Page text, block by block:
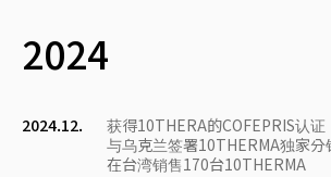
2024
2024.12.
获得10THERA的COFEPRIS认证
与乌克兰签署10THERMA独家分
在台湾销售170台10THERMA